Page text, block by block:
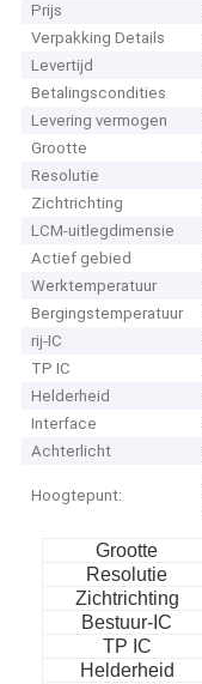
Prijs
Verpakking Details
Levertijd
Betalingscondities
Levering vermogen
Grootte
Resolutie
Zichtrichting
LCM-uitlegdimensie
Actief gebied
Werktemperatuur
Bergingstemperatuur
rij-IC
TP IC
Helderheid
Interface
Achterlicht
Hoogtepunt:
Grootte
Resolutie
Zichtrichting
Bestuur-IC
TP IC
Helderheid